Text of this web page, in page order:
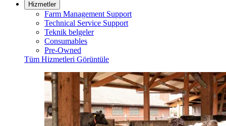
Hizmetler
Farm Management Support
Technical Service Support
Teknik belgeler
Consumables
Pre-Owned
Tüm Hizmetleri Görüntüle